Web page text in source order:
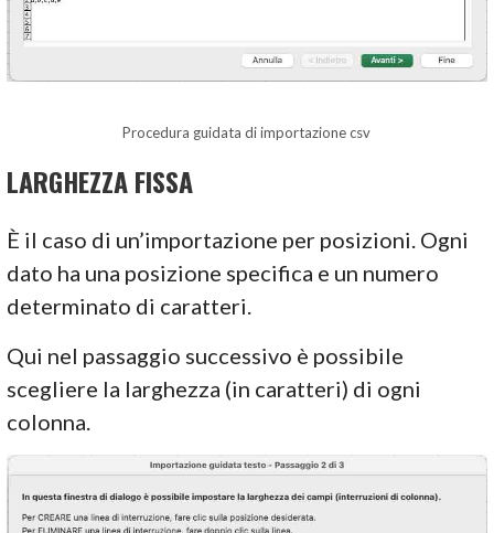
Procedura guidata di importazione csv
LARGHEZZA FISSA
È il caso di un’importazione per posizioni. Ogni
dato ha una posizione specifica e un numero
determinato di caratteri.
Qui nel passaggio successivo è possibile
scegliere la larghezza (in caratteri) di ogni
colonna.